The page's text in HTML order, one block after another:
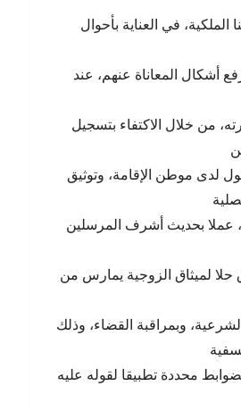
الملكية، في العناية بأحوال
أشكال المعاناة عنهم، عند
من خلال الاكتفاء بتسجيل
لدى موطن الإقامة، وتوثيق
عملا بحديث أشرف المرسلين
لميثاق الزوجية يمارس من
وبمراقبة القضاء، وذلك
محددة تطبيقا لقوله عليه